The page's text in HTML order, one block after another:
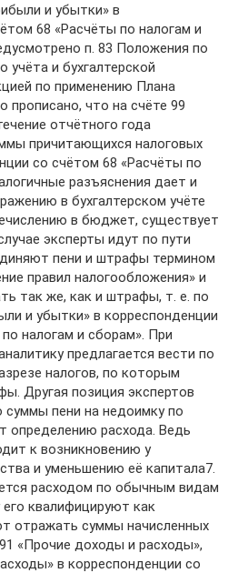
и убытки» в
68 «Расчёты по налогам и
п. 83 Положения по
учёта и бухгалтерской
по применению Плана
прописано, что на счёте 99
отчётного года
причитающихся налоговых
со счётом 68 «Расчёты по
разъяснения дает и
в бухгалтерском учёте
в бюджет, существует
эксперты идут по пути
пени и штрафы термином
правил налогообложения» и
так же, как и штрафы, т. е. по
и убытки» в корреспонденции
налогам и сборам». При
предлагается вести по
налогов, по которым
Другая позиция экспертов
суммы пени на недоимку по
определению расхода. Ведь
к возникновению у
и уменьшению её капитала7.
расходом по обычным видам
квалифицируют как
отражать суммы начисленных
«Прочие доходы и расходы»,
в корреспонденции со